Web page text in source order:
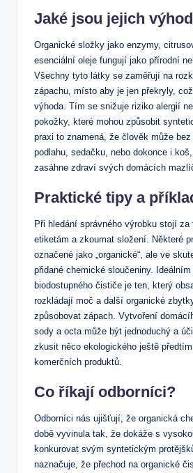
Jaké jsou jejich
Organické složky jako enzymy,
esenciální oleje fungují jako přírodní
Všechny tyto látky se zaměřují na
zápachu, místo aby je jen překryly,
výhoda. Tím se snižuje riziko alergií
pokožky, které mohou způsobit
praxi to znamená, že člověk může
podlahu, sedačku, nebo dokonce i
zasáhne zdraví svých domácích
Praktické tipy a
Při hledání správného výrobku stojí
etiketám a zkoumat složení. Některé
označené jako „organické“, ale ve
přidané chemické sloučeniny.
biodostupného čističe je ten, který
rozkládají moč a další organické
způsobovat zápach. Vytvoření
sody a octa může být jednoduchý a
zkusit něco ekologického ještě
komerčních produktů.
Co říkají odborníci?
Odborníci nás ujišťují, že organická
době vyvinula tak, že dokáže s
konkurovat svým syntetickým
naznačuje, že přechod na organické